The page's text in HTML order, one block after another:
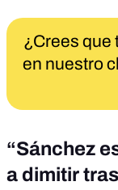
¿Crees que
en nuestro
“Sánchez
a dimitir